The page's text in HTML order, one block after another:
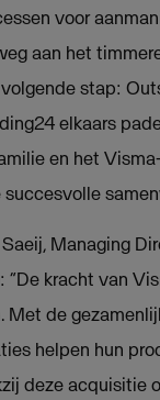
voor
aan het
stap:
elkaars
en het
succesvolle
Managing
“De kracht van
Met de
helpen hun
deze acquisitie